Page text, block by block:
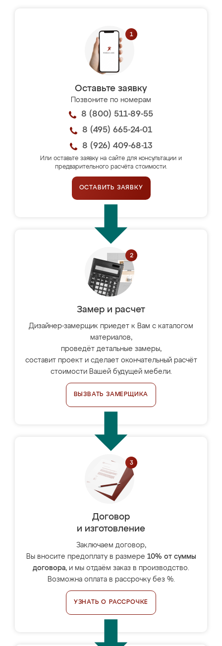
Оставьте заявку
Позвоните по номерам
8 (800) 511-89-55
8 (495) 665-24-01
8 (926) 409-68-13
Или оставьте заявку на сайте для консультации и
предварительного расчёта стоимости.
ОСТАВИТЬ ЗАЯВКУ
Замер и расчет
Дизайнер-замерщик приедет к Вам с каталогом
материалов,
проведёт детальные замеры,
составит проект и сделает окончательный расчёт
стоимости Вашей будущей мебели.
ВЫЗВАТЬ ЗАМЕРЩИКА
Договор
и изготовление
Заключаем договор,
Вы вносите предоплату в размере 10% от суммы
договора, и мы отдаём заказ в производство.
Возможна оплата в рассрочку без %.
УЗНАТЬ О РАССРОЧКЕ